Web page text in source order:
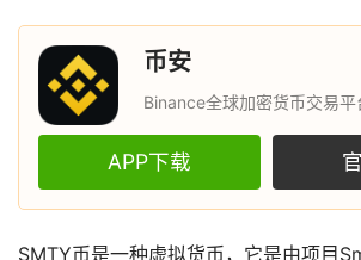
币安
Binance全球加密货币交易平
APP下载
SMTY币是一种虚拟货币，它是由项目